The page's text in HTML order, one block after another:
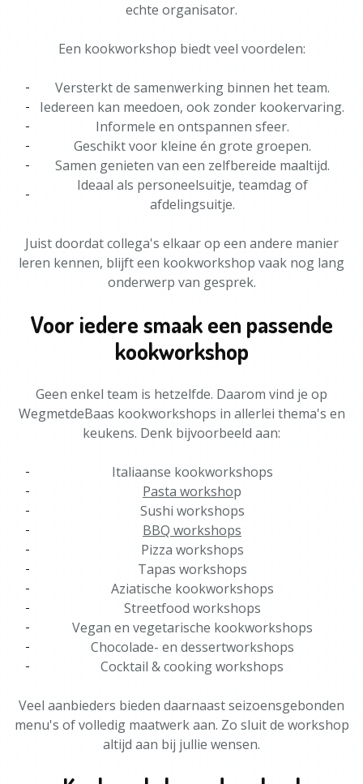
echte organisator.
Een kookworkshop biedt veel voordelen:
Versterkt de samenwerking binnen het team.
Iedereen kan meedoen, ook zonder kookervaring.
Informele en ontspannen sfeer.
Geschikt voor kleine én grote groepen.
Samen genieten van een zelfbereide maaltijd.
Ideaal als personeelsuitje, teamdag of
afdelingsuitje.
Juist doordat collega's elkaar op een andere manier
leren kennen, blijft een kookworkshop vaak nog lang
onderwerp van gesprek.
Voor iedere smaak een passende
kookworkshop
Geen enkel team is hetzelfde. Daarom vind je op
WegmetdeBaas kookworkshops in allerlei thema's en
keukens. Denk bijvoorbeeld aan:
Italiaanse kookworkshops
Pasta workshop
Sushi workshops
BBQ workshops
Pizza workshops
Tapas workshops
Aziatische kookworkshops
Streetfood workshops
Vegan en vegetarische kookworkshops
Chocolade- en dessertworkshops
Cocktail & cooking workshops
Veel aanbieders bieden daarnaast seizoensgebonden
menu's of volledig maatwerk aan. Zo sluit de workshop
altijd aan bij jullie wensen.